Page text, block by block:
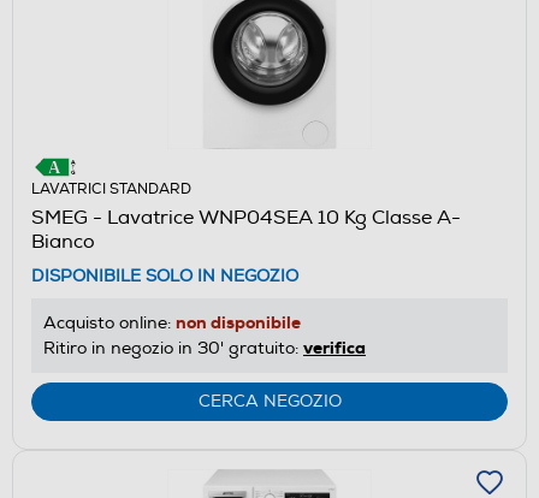
LAVATRICI STANDARD
SMEG - Lavatrice WNP04SEA 10 Kg Classe A-
Bianco
DISPONIBILE SOLO IN NEGOZIO
Acquisto online: non disponibile
Ritiro in negozio in 30' gratuito: verifica
CERCA NEGOZIO